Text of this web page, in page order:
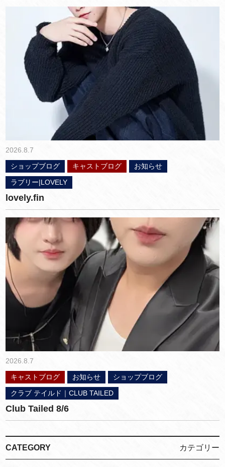
2026.8.7
ショップブログ
キャストブログ
お知らせ
ラブリー|LOVELY
lovely.fin
2026.8.7
キャストブログ
お知らせ
ショップブログ
クラブ テイルド｜CLUB TAILED
Club Tailed 8/6
CATEGORY カテゴリー